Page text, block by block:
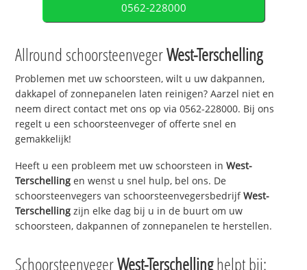
0562-228000
Allround schoorsteenvegerWest-Terschelling
Problemen met uw schoorsteen, wilt u uw dakpannen,
dakkapel of zonnepanelen laten reinigen? Aarzel niet en
neem direct contact met ons op via 0562-228000. Bij ons
regelt u een schoorsteenveger of offerte snel en
gemakkelijk!
Heeft u een probleem met uw schoorsteen inWest-
Terschelling en wenst u snel hulp, bel ons. De
schoorsteenvegers van schoorsteenvegersbedrijfWest-
Terschelling zijn elke dag bij u in de buurt om uw
schoorsteen, dakpannen of zonnepanelen te herstellen.
SchoorsteenvegerWest-Terschellinghelpt bij: